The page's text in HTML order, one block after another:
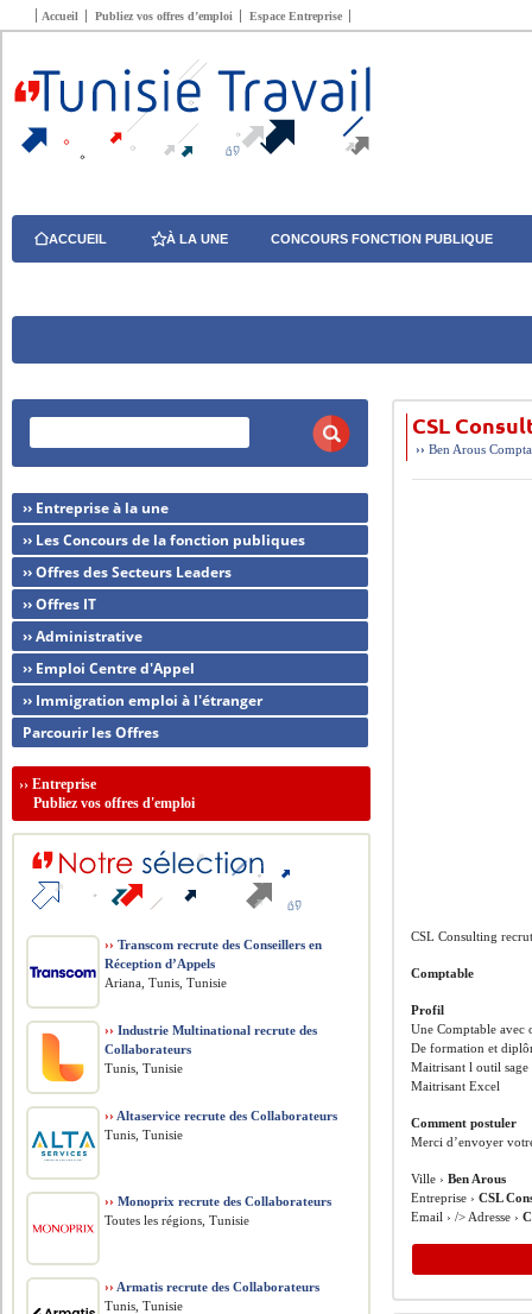
Accueil Publiez vos offres d’emploi Espace Entreprise
ACCUEIL À LA UNE CONCOURS FONCTION PUBLIQUE
CSL
››Ben Arous
CSL Consulting
Comptable
Profil
Une Comptable avec
De formation et
Maitrisant l outil sage
Maitrisant Excel
Comment postuler
Merci d’envoyer
Ville ›Ben Arous
Entreprise ›CSL
Email › /> Adresse ›
›› Entreprise à la une
›› Les Concours de la fonction publiques
›› Offres des Secteurs Leaders
›› Offres IT
›› Administrative
›› Emploi Centre d'Appel
›› Immigration emploi à l'étranger
Parcourir les Offres
››Entreprise
Publiez vos offres d'emploi
›› Transcom recrute des Conseillers en
Réception d’Appels
Ariana, Tunis, Tunisie
›› Industrie Multinational recrute des
Collaborateurs
Tunis, Tunisie
›› Altaservice recrute des Collaborateurs
Tunis, Tunisie
›› Monoprix recrute des Collaborateurs
Toutes les régions, Tunisie
›› Armatis recrute des Collaborateurs
Tunis, Tunisie